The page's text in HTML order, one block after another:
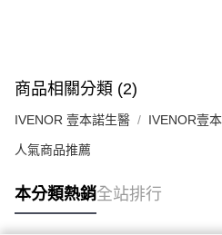
商品相關分類 (2)
IVENOR 壹本諾生醫 IVENOR壹
人氣商品推薦
本分類熱銷全站排行